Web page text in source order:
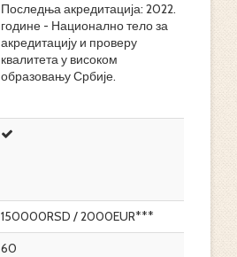
Последња акредитација: 2022.
године - Национално тело за
акредитацију и проверу
квалитета у високом
образовању Србије.
150000RSD / 2000EUR***
60